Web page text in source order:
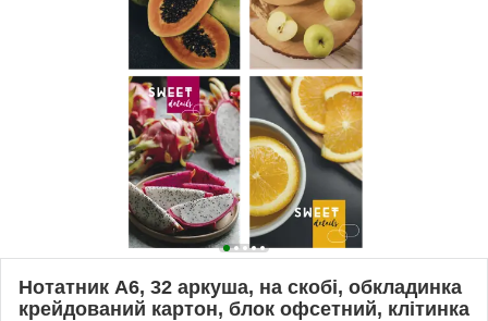
Нотатник А6, 32 аркуша, на скобі, обкладинка
крейдований картон, блок офсетний, клітинка